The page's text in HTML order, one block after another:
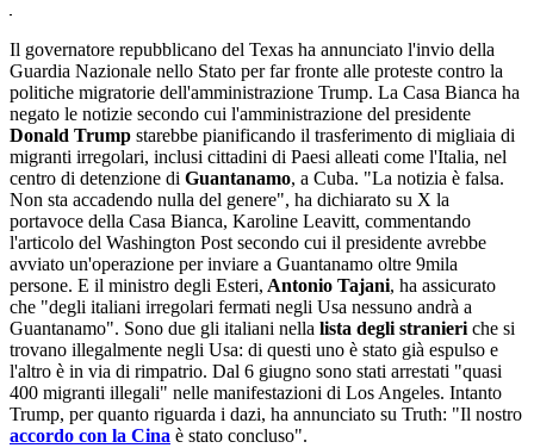
Il governatore repubblicano del Texas ha annunciato l'invio della
Guardia Nazionale nello Stato per far fronte alle proteste contro la
politiche migratorie dell'amministrazione Trump. La Casa Bianca ha
negato le notizie secondo cui l'amministrazione del presidente
Donald Trump starebbe pianificando il trasferimento di migliaia di
migranti irregolari, inclusi cittadini di Paesi alleati come l'Italia, nel
centro di detenzione di Guantanamo, a Cuba. "La notizia è falsa.
Non sta accadendo nulla del genere", ha dichiarato su X la
portavoce della Casa Bianca, Karoline Leavitt, commentando
l'articolo del Washington Post secondo cui il presidente avrebbe
avviato un'operazione per inviare a Guantanamo oltre 9mila
persone. E il ministro degli Esteri, Antonio Tajani, ha assicurato
che "degli italiani irregolari fermati negli Usa nessuno andrà a
Guantanamo". Sono due gli italiani nella lista degli stranieri che si
trovano illegalmente negli Usa: di questi uno è stato già espulso e
l'altro è in via di rimpatrio. Dal 6 giugno sono stati arrestati "quasi
400 migranti illegali" nelle manifestazioni di Los Angeles. Intanto
Trump, per quanto riguarda i dazi, ha annunciato su Truth: "Il nostro
accordo con la Cina è stato concluso".